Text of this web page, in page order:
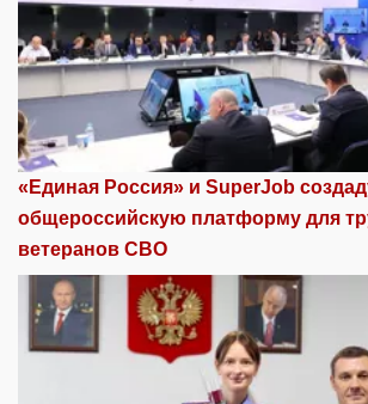
«Единая Россия» и SuperJob
общероссийскую платформу для
ветеранов СВО